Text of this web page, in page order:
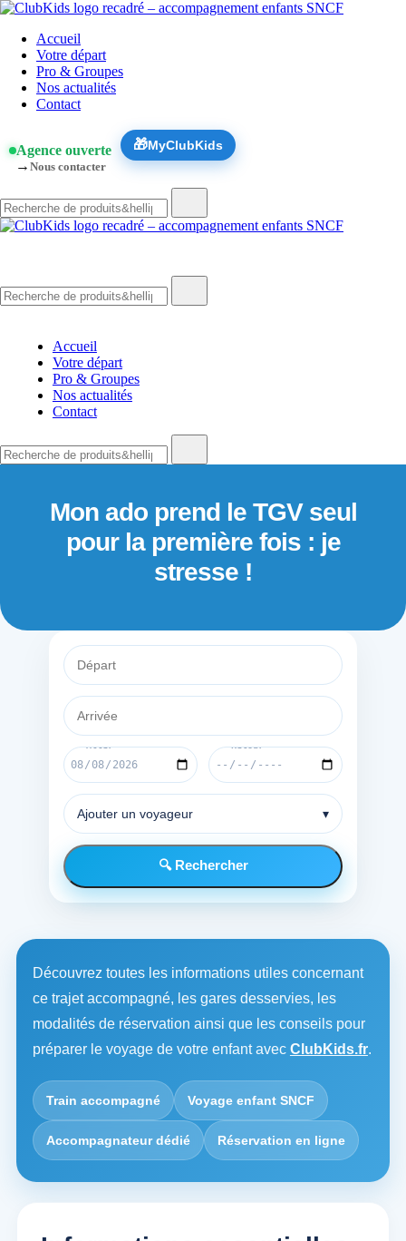
Skip
content
ClubKidsAccueil
Votre départ
Pro & Groupes
Nos actualités
Contact
Agence ouverte
→ Nous contacter
🎁MyClubKids
de
:
de
Accueil
Votre départ
Pro & Groupes
Nos actualités
Contact
de
Mon ado prend le TGV seul
pour la première fois : je
stresse !
Ajouter un voyageur ▾
🔍 Rechercher
Découvrez toutes les informations utiles concernant
ce trajet accompagné, les gares desservies, les
modalités de réservation ainsi que les conseils pour
préparer le voyage de votre enfant avec ClubKids.fr.
Train accompagné Voyage enfant SNCF
Accompagnateur dédié Réservation en ligne